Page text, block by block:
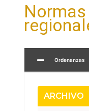
Ordenanzas
ARCHIVO